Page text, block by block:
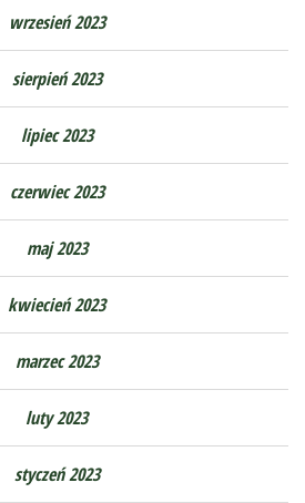
wrzesień 2023
sierpień 2023
lipiec 2023
czerwiec 2023
maj 2023
kwiecień 2023
marzec 2023
luty 2023
styczeń 2023